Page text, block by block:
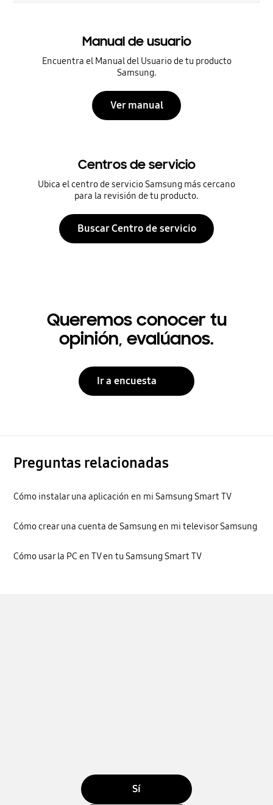
Manual de usuario
Encuentra el Manual del Usuario de tu producto
Samsung.
Ver manual
Centros de servicio
Ubica el centro de servicio Samsung más cercano
para la revisión de tu producto.
Buscar Centro de servicio
Queremos conocer tu
opinión, evalúanos.
Ir a encuesta
Preguntas relacionadas
Cómo instalar una aplicación en mi Samsung Smart TV
Cómo crear una cuenta de Samsung en mi televisor Samsung
Cómo usar la PC en TV en tu Samsung Smart TV
Sí